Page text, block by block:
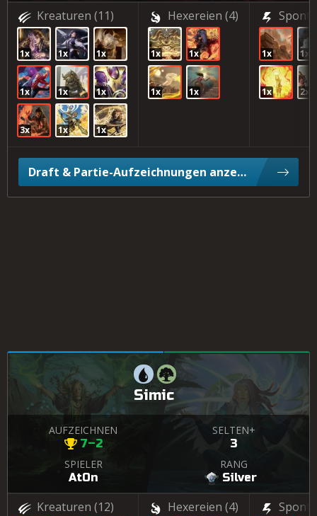
Kreaturen (11)
1x 1x 1x
1x 1x 1x
3x 1x 1x
Hexereien (4)
1x 1x
1x 1x
1x 1x
1x 2x
Draft & Partie-Aufzeichnungen anzeigen
Simic
AUFZEICHNEN
7–2
SELTEN+
3
SPIELER
AtOn
RANG
Silver
Kreaturen (12) Hexereien (4)